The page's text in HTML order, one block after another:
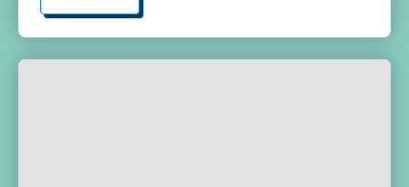
:Saxophone et flûte, Atelier jazz, Guitare, Ukulélé […]